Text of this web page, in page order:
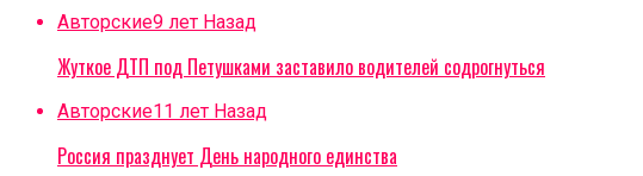
Авторские9 лет Назад
Жуткое ДТП под Петушками заставило водителей содрогнуться
Авторские11 лет Назад
Россия празднует День народного единства